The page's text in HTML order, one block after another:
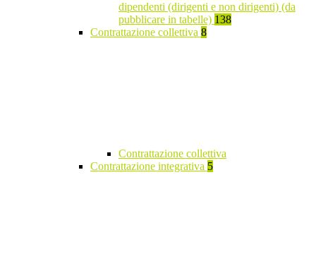
dipendenti (dirigenti e non dirigenti) (da
pubblicare in tabelle) 138
Contrattazione collettiva 8
Contrattazione collettiva
Contrattazione integrativa 5